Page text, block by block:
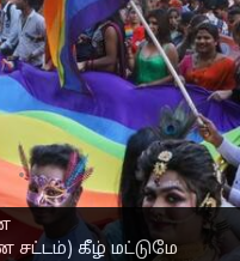
சட்டம்) கீழ் மட்டுமே
நாள்
என்ன
06:16 pm